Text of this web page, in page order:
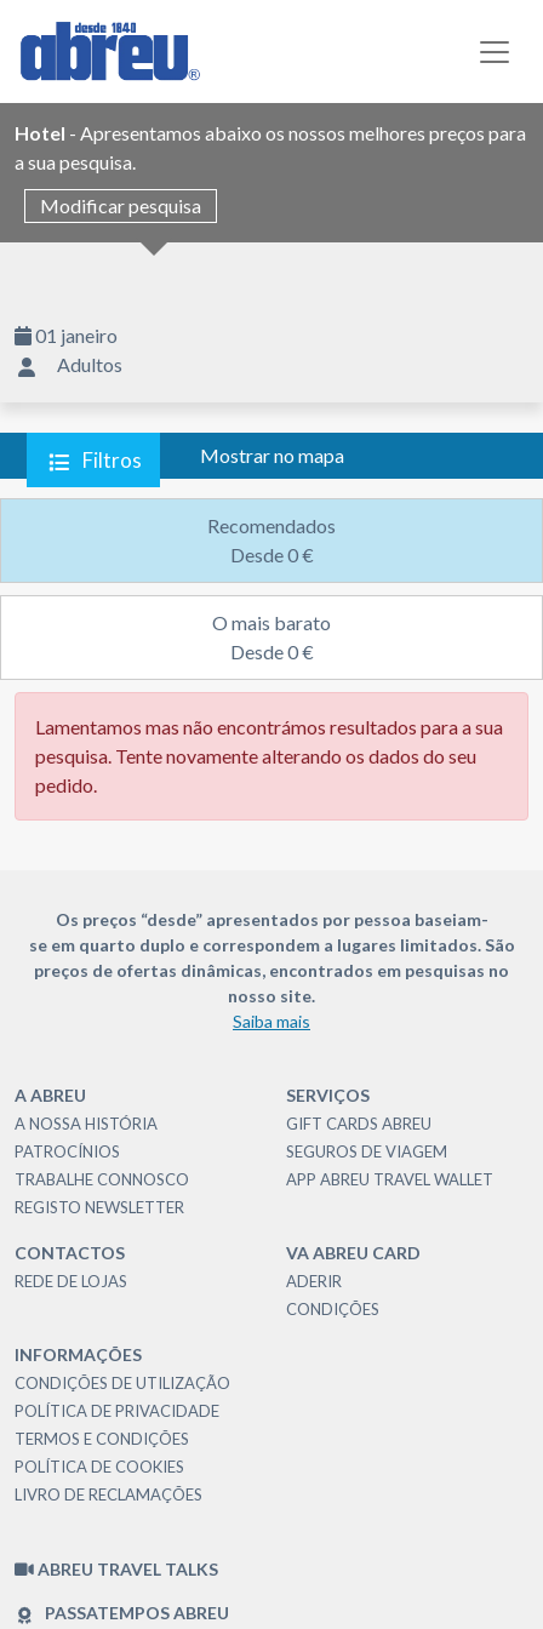
Hotel - Apresentamos abaixo os nossos melhores preços para
a sua pesquisa.
Modificar pesquisa
01 janeiro
Adultos
Filtros Mostrar no mapa
Recomendados
Desde 0 €
O mais barato
Desde0 €
Lamentamos mas não encontrámos resultados para a sua
pesquisa. Tente novamente alterando os dados do seu
pedido.
Os preços “desde” apresentados por pessoa baseiam-
se em quarto duplo e correspondem a lugares limitados. São
preços de ofertas dinâmicas, encontrados em pesquisas no
nosso site.
Saiba mais
A ABREU
A NOSSA HISTÓRIA
PATROCÍNIOS
TRABALHE CONNOSCO
REGISTO NEWSLETTER
SERVIÇOS
GIFT CARDS ABREU
SEGUROS DE VIAGEM
APP ABREU TRAVEL WALLET
CONTACTOS
REDE DE LOJAS
VA ABREU CARD
ADERIR
CONDIÇÕES
INFORMAÇÕES
CONDIÇÕES DE UTILIZAÇÃO
POLÍTICA DE PRIVACIDADE
TERMOS E CONDIÇÕES
POLÍTICA DE COOKIES
LIVRO DE RECLAMAÇÕES
ABREU TRAVEL TALKS
PASSATEMPOS ABREU